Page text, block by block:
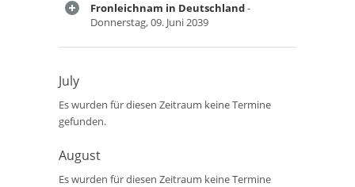
Fronleichnam in Deutschland-
Donnerstag, 09. Juni 2039
July
Es wurden für diesen Zeitraum keine Termine
gefunden.
August
Es wurden für diesen Zeitraum keine Termine